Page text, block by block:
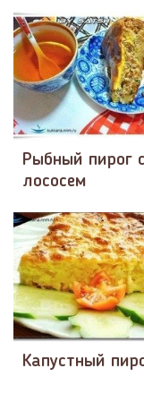
Рыбный пирог с
лососем
Капустный